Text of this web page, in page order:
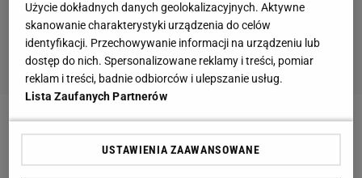
Zobacz wideoNowy trener Lecha. Sensacyjna
Użycie dokładnych danych geolokalizacyjnych. Aktywne
skanowanie charakterystyki urządzenia do celów
identyfikacji. Przechowywanie informacji na urządzeniu lub
dostęp do nich. Spersonalizowane reklamy i treści, pomiar
reklam i treści, badnie odbiorców i ulepszanie usług.
Lista Zaufanych Partnerów
USTAWIENIA ZAAWANSOWANE